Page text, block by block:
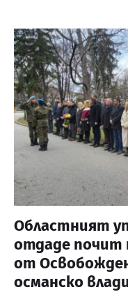
Областният
отдаде почит
от
османско